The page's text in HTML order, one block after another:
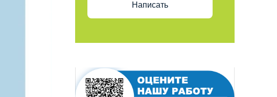
Написать